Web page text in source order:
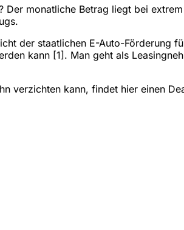
monatliche Betrag liegt bei
der staatlichen E-Auto-Förderung
kann [1]. Man geht als
verzichten kann, findet hier einen